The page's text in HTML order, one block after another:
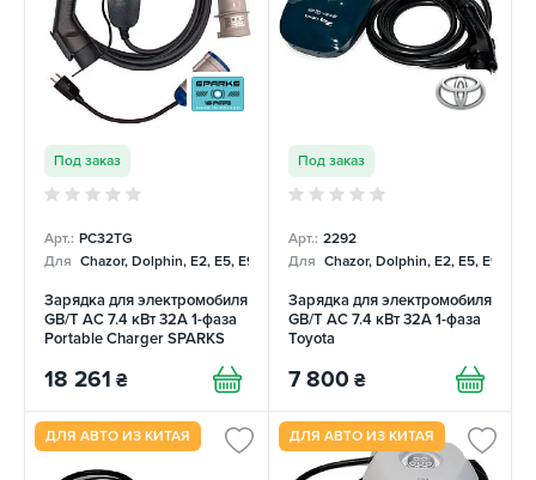
Под заказ
Арт.: PC32TG
Для Chazor, Dolphin, E2, E5, E9, Mercedes
Зарядка для электромобиля
GB/T AC 7.4 кВт 32А 1-фаза
Portable Charger SPARKS
18 261 ₴
Под заказ
Арт.: 2292
Для Chazor, Dolphin, E2, E5, E9,
Зарядка для электромобиля
GB/T AC 7.4 кВт 32А 1-фаза
Toyota
7 800 ₴
ДЛЯ АВТО ИЗ КИТАЯ ДЛЯ АВТО ИЗ КИТАЯ